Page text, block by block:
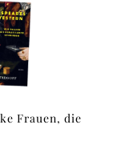
Frauen, die